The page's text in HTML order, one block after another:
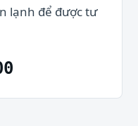
lạnh để được tư